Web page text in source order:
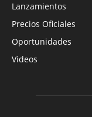
Lanzamientos
Precios Oficiales
Oportunidades
Videos